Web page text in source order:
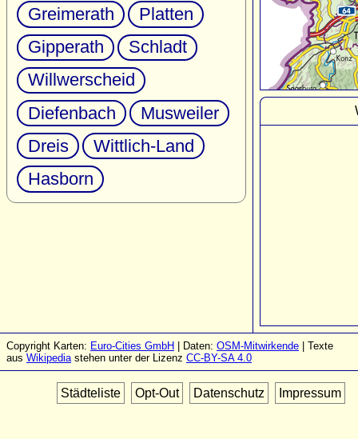
Greimerath
Platten
Gipperath
Schladt
Willwerscheid
Diefenbach
Musweiler
Dreis
Wittlich-Land
Hasborn
Copyright Karten: Euro-Cities GmbH | Daten: OSM-Mitwirkende | Texte
aus Wikipediastehen unter der Lizenz CC-BY-SA 4.0
Städteliste Opt-Out Datenschutz Impressum